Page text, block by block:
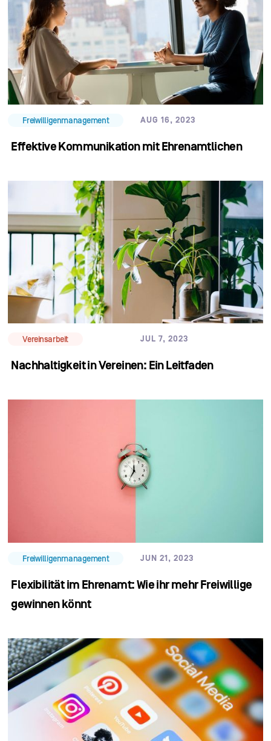
Freiwilligenmanagement AUG 16, 2023
Effektive Kommunikation mit Ehrenamtlichen
Vereinsarbeit JUL 7, 2023
Nachhaltigkeit in Vereinen: Ein Leitfaden
Freiwilligenmanagement JUN 21, 2023
Flexibilität im Ehrenamt: Wie ihr mehr Freiwillige
gewinnen könnt